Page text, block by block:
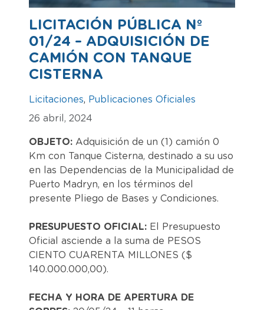
LICITACIÓN PÚBLICA Nº
01/24 – ADQUISICIÓN DE
CAMIÓN CON TANQUE
CISTERNA
Licitaciones, Publicaciones Oficiales
26 abril, 2024
OBJETO: Adquisición de un (1) camión 0
Km con Tanque Cisterna, destinado a su uso
en las Dependencias de la Municipalidad de
Puerto Madryn, en los términos del
presente Pliego de Bases y Condiciones.
PRESUPUESTO OFICIAL: El Presupuesto
Oficial asciende a la suma de PESOS
CIENTO CUARENTA MILLONES ($
140.000.000,00).
FECHA Y HORA DE APERTURA DE